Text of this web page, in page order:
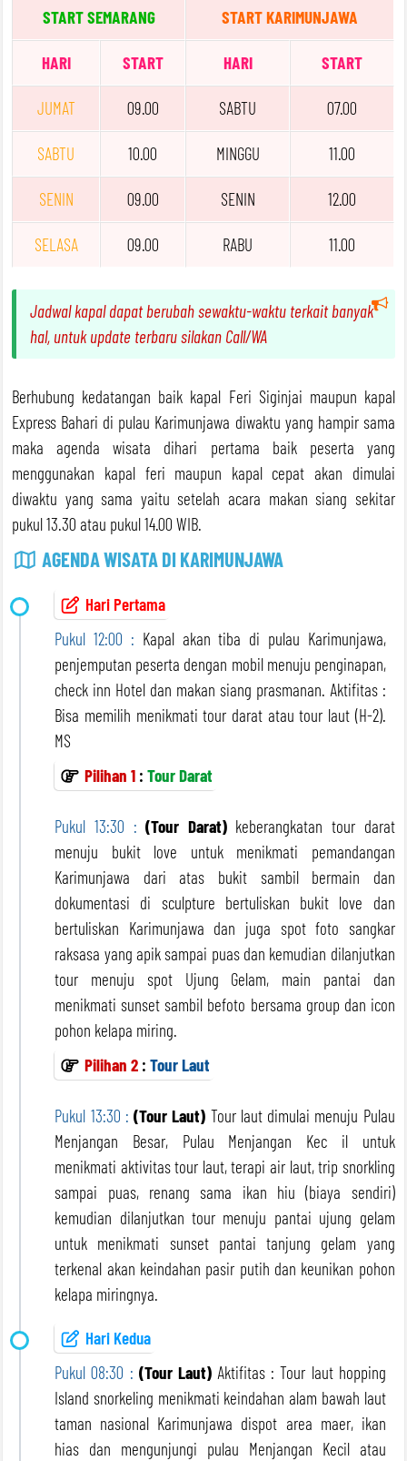
START SEMARANG START KARIMUNJAWA
HARI START HARI START
JUMAT 09.00 SABTU 07.00
SABTU 10.00 MINGGU 11.00
SENIN 09.00 SENIN 12.00
SELASA 09.00 RABU 11.00
Jadwal kapal dapat berubah sewaktu-waktu terkait banyak
hal, untuk update terbaru silakan Call/WA
Berhubung kedatangan baik kapal Feri Siginjai maupun kapal
Express Bahari di pulau Karimunjawa diwaktu yang hampir sama
maka agenda wisata dihari pertama baik peserta yang
menggunakan kapal feri maupun kapal cepat akan dimulai
diwaktu yang sama yaitu setelah acara makan siang sekitar
pukul 13.30 atau pukul 14.00 WIB.
AGENDA WISATA DI KARIMUNJAWA
Hari Pertama
Pukul 12:00 : Kapal akan tiba di pulau Karimunjawa,
penjemputan peserta dengan mobil menuju penginapan,
check inn Hotel dan makan siang prasmanan. Aktifitas :
Bisa memilih menikmati tour darat atau tour laut (H-2).
MS
Pilihan 1: Tour Darat
Pukul 13:30 : (Tour Darat)keberangkatan tour darat
menuju bukit love untuk menikmati pemandangan
Karimunjawa dari atas bukit sambil bermain dan
dokumentasi di sculpture bertuliskan bukit love dan
bertuliskan Karimunjawa dan juga spot foto sangkar
raksasa yang apik sampai puas dan kemudian dilanjutkan
tour menuju spot Ujung Gelam, main pantai dan
menikmati sunset sambil befoto bersama group dan icon
pohon kelapa miring.
Pilihan 2: Tour Laut
Pukul 13:30 : (Tour Laut) Tour laut dimulai menuju Pulau
Menjangan Besar, Pulau Menjangan Kec il untuk
menikmati aktivitas tour laut, terapi air laut, trip snorkling
sampai puas, renang sama ikan hiu (biaya sendiri)
kemudian dilanjutkan tour menuju pantai ujung gelam
untuk menikmati sunset pantai tanjung gelam yang
terkenal akan keindahan pasir putih dan keunikan pohon
kelapa miringnya.
Hari Kedua
Pukul 08:30 : (Tour Laut)Aktifitas : Tour laut hopping
Island snorkeling menikmati keindahan alam bawah laut
taman nasional Karimunjawa dispot area maer, ikan
hias dan mengunjungi pulau Menjangan Kecil atau